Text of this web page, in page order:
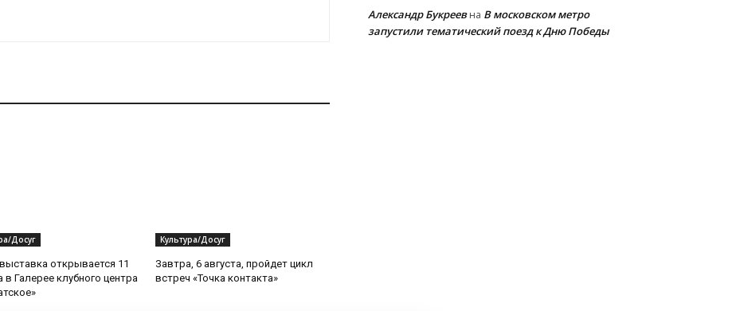
Досуг
открывается 11
в Галерее клубного центра
Культура/Досуг
Завтра, 6 августа, пройдет цикл
встреч «Точка контакта»
Александр Букреевна В московском метро
запустили тематический поезд к Дню Победы